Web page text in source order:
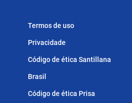
Termos de uso
Privacidade
Código de ética Santillana
Brasil
Código de ética Prisa